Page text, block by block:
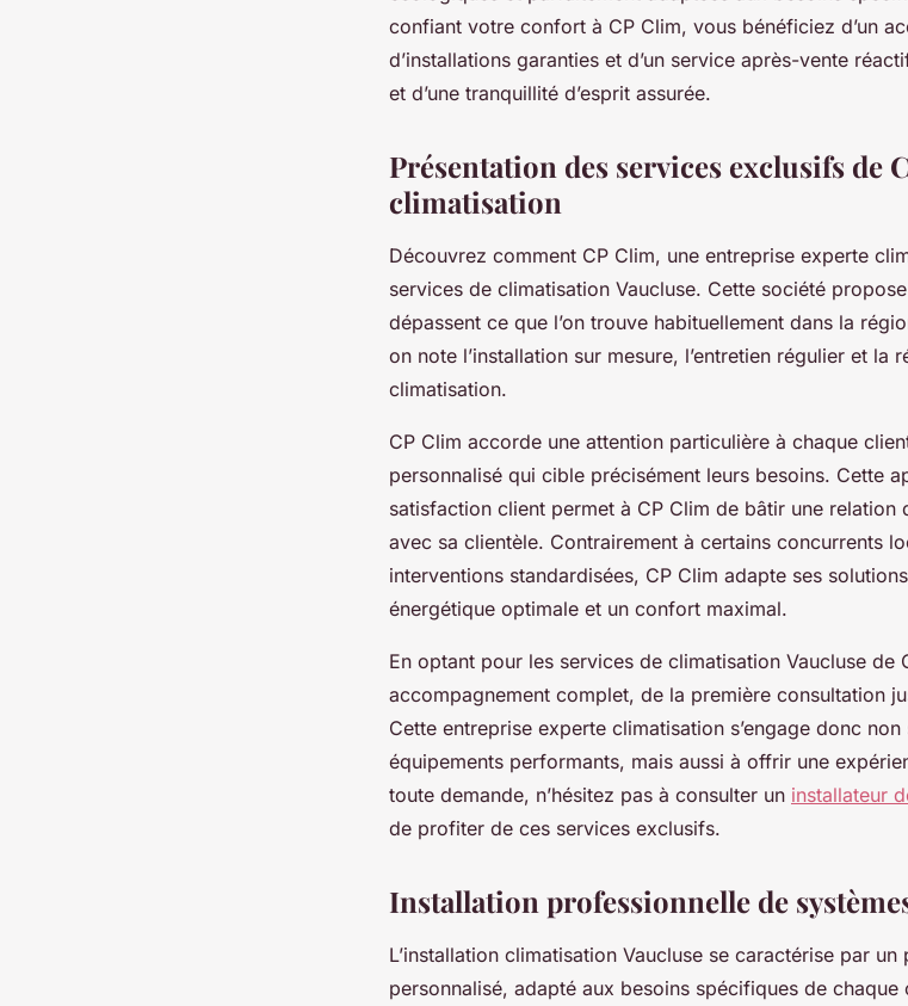
confiant votre confort à CP Clim, vous bénéficiez d’un
d’installations garanties et d’un service après-vente
et d’une tranquillité d’esprit assurée.
Présentation des services exclusifs de
climatisation
Découvrez comment CP Clim, une entreprise experte
services de climatisation Vaucluse. Cette société
dépassent ce que l’on trouve habituellement dans la
on note l’installation sur mesure, l’entretien régulier et la
climatisation.
CP Clim accorde une attention particulière à chaque
personnalisé qui cible précisément leurs besoins. Cette
satisfaction client permet à CP Clim de bâtir une
avec sa clientèle. Contrairement à certains concurrents
interventions standardisées, CP Clim adapte ses
énergétique optimale et un confort maximal.
En optant pour les services de climatisation Vaucluse de
accompagnement complet, de la première consultation
Cette entreprise experte climatisation s’engage donc
équipements performants, mais aussi à offrir une
toute demande, n’hésitez pas à consulter un installateur
de profiter de ces services exclusifs.
Installation professionnelle de
L’installation climatisation Vaucluse se caractérise par
personnalisé, adapté aux besoins spécifiques de